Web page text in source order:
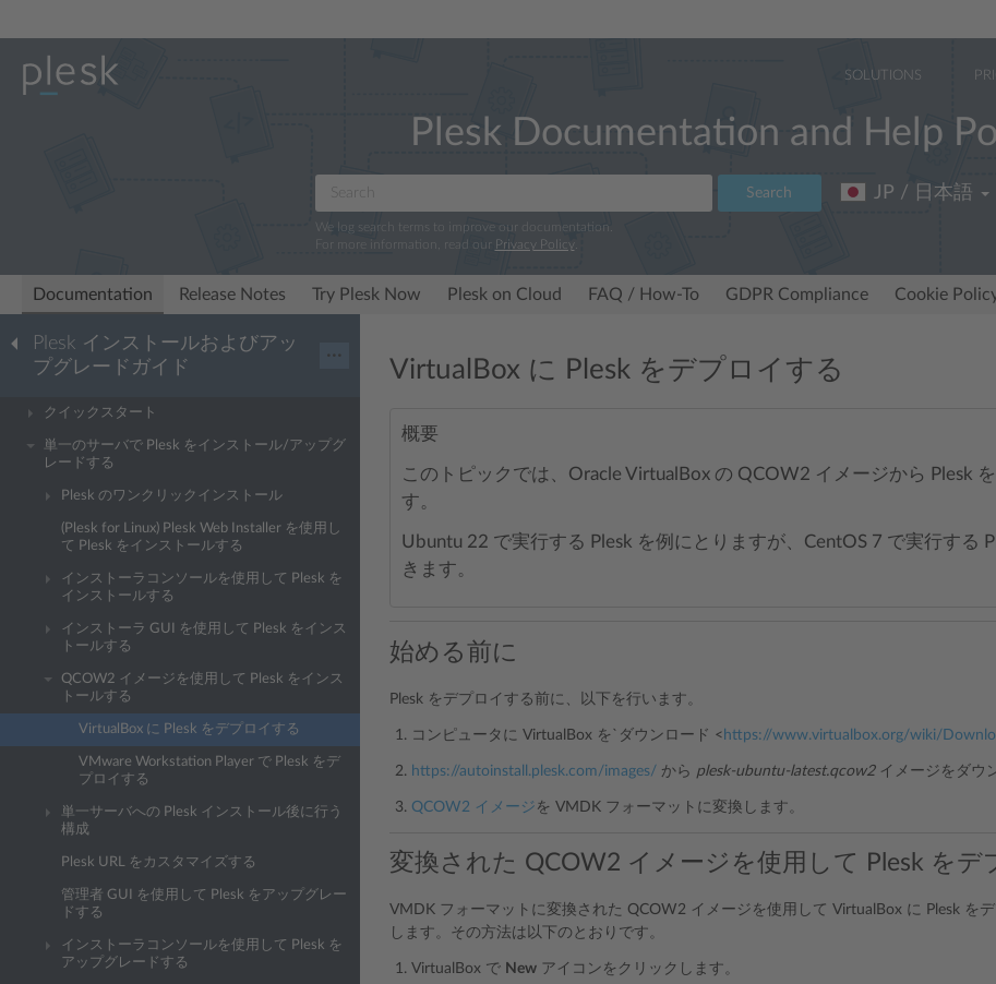
SOLUTIONS
Plesk Documentation and Help
Search
We log search terms to improve our documentation.
For more information, read our Privacy Policy.
JP / 日本語
Documentation Release Notes Try Plesk Now Plesk on Cloud FAQ / How-To GDPR Compliance Cookie
Plesk インストールおよびアッ
プグレードガイド
···
クイックスタート
単一のサーバで Plesk をインストール/アップグ
レードする
Plesk のワンクリックインストール
(Plesk for Linux) Plesk Web Installer を使用し
て Plesk をインストールする
インストーラコンソールを使用して Plesk を
インストールする
インストーラ GUI を使用して Plesk をインス
トールする
QCOW2 イメージを使用して Plesk をインス
トールする
VirtualBox に Plesk をデプロイする
VMware Workstation Player で Plesk をデ
プロイする
単一サーバへの Plesk インストール後に行う
構成
Plesk URL をカスタマイズする
管理者 GUI を使用して Plesk をアップグレー
ドする
インストーラコンソールを使用して Plesk を
アップグレードする
VirtualBox に Plesk をデプロイする
概要
このトピックでは、Oracle VirtualBox の QCOW2 イメージから Plesk
す。
Ubuntu 22 で実行する Plesk を例にとりますが、CentOS 7 で実行する
きます。
始める前に
Plesk をデプロイする前に、以下を行います。
コンピュータに VirtualBox を`ダウンロード < https://www.virtualbox.org/wiki/
https://autoinstall.plesk.com/images/ から plesk-ubuntu-latest.qcow2イメージをダウ
QCOW2 イメージ を VMDK フォーマットに変換します。
変換された QCOW2 イメージを使用して Plesk をデ
VMDK フォーマットに変換された QCOW2 イメージを使用して VirtualBox に Plesk を
します。その方法は以下のとおりです。
VirtualBox で New アイコンをクリックします。